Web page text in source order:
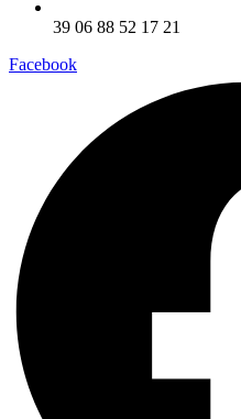
39 06 88 52 17 21
Facebook